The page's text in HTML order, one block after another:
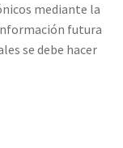
mediante la
futura
se debe hacer